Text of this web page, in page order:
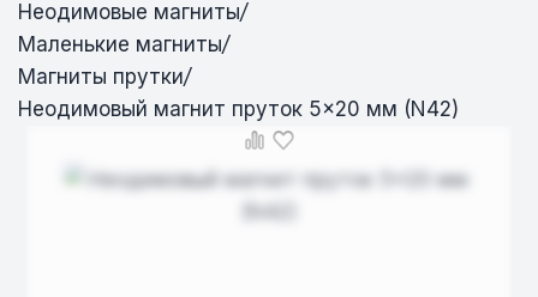
Неодимовые магниты/
Маленькие магниты/
Магниты прутки/
Неодимовый магнит пруток 5×20 мм (N42)